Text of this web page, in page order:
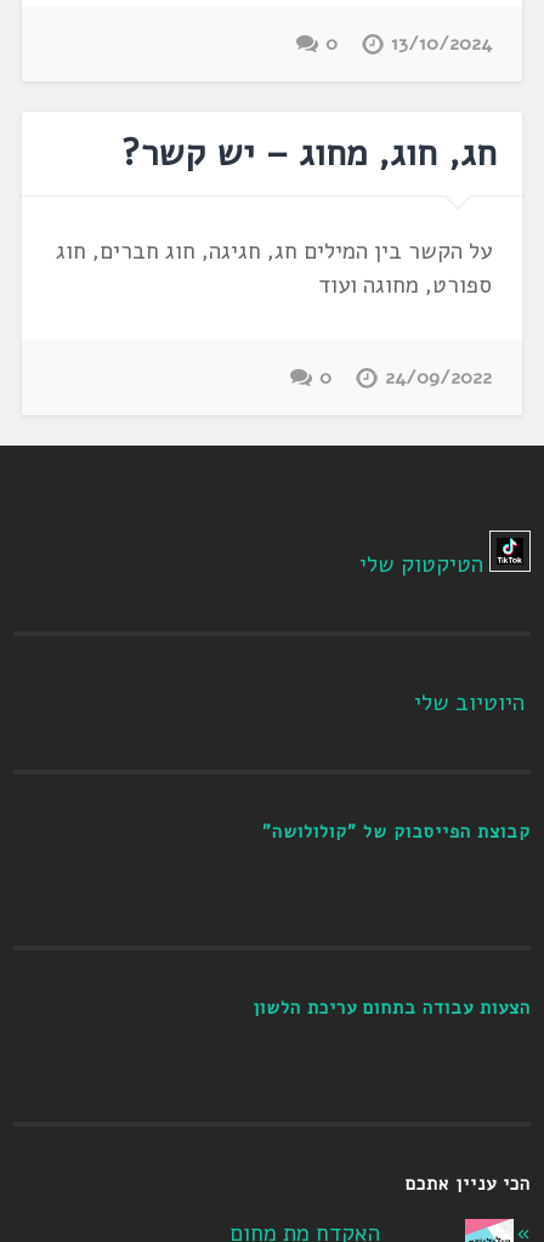
13/10/2024
0
חג, חוג, מחוג – יש קשר?
על הקשר בין המילים חג, חגיגה, חוג חברים, חוג
ספורט, מחוגה ועוד
24/09/2022
0
הטיקטוק שלי
היוטיוב שלי
קבוצת הפייסבוק של "קולולושה"
הצעות עבודה בתחום עריכת הלשון
הכי עניין אתכם
האקדח מת מחום